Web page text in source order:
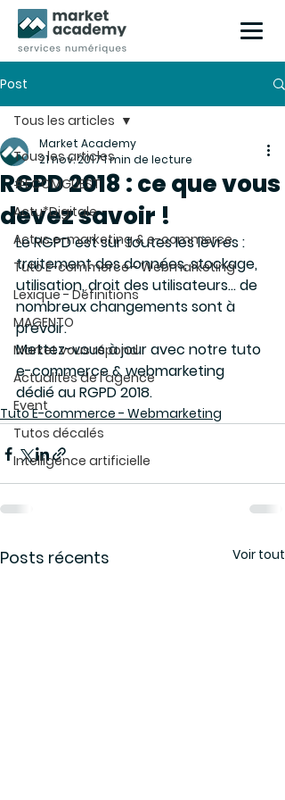
Post
Tous les articles
#ECOMGUEST
Actu*Digitale
Actus e-marketing & e-commerce
Tuto E-commerce - Webmarketing
Lexique - Définitions
MAGENTO
Market vous répond
Actualités de l'agence
Event
Tutos décalés
Intelligence artificielle
Tous les articles
RGPD 2018 : ce que vous
devez savoir !
Market Academy
21 nov. 20171 min de lecture
Le RGPD est sur toutes les lèvres :
traitement des données, stockage,
utilisation, droit des utilisateurs… de
nombreux changements sont à
prévoir.
Mettez-vous à jour avec notre tuto
e-commerce & webmarketing
dédié au RGPD 2018.
Tuto E-commerce - Webmarketing
Posts récents Voir tout